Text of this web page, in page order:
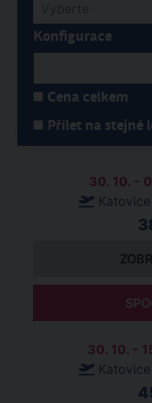
Konfigurace
Cena celkem
Přílet na stejné
30. 10. -
Katovice
30. 10. -
Katovice